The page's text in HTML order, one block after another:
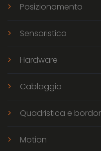
Posizionamento
Sensoristica
Hardware
Cablaggio
Quadristica e
Motion